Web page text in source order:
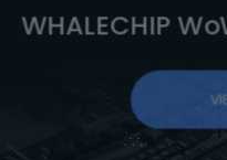
WHALECHIP